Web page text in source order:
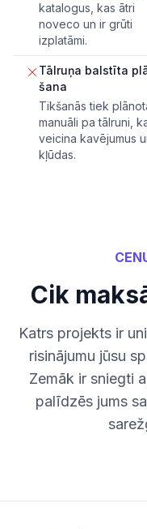
katalogus, kas ātri
noveco un ir grūti
izplatāmi.
Tālruņa balstīta
šana
Tikšanās tiek
manuāli pa tālruni,
veicina kavējumus
kļūdas.
Cik
Katrs projekts ir
risinājumu jūsu
Zemāk ir sniegti
palīdzēs jums